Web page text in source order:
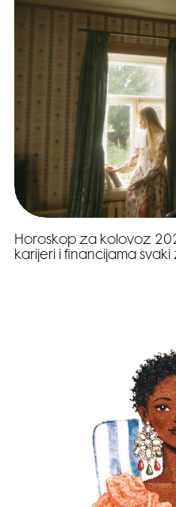
Horoskop za kolovoz
karijeri i financijama svaki